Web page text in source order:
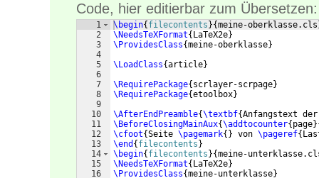
Code, hier editierbar zum Übersetzen:
1
2
3
4
5
6
7
8
9
10
11
12
13
14
15
16
\begin{ filecontents }{meine-oberklasse.cls
\NeedsTeXFormat{ LaTeX2e}
\ProvidesClass{meine-oberklasse}
\LoadClass{article}
\RequirePackage{ scrlayer-scrpage}
\RequirePackage{etoolbox}
\AfterEndPreamble{\textbf{Anfangstext
\BeforeClosingMainAux{\addtocounter{ page}
\cfoot{Seite \pagemark{ } von \pageref{
\end { filecontents }
\begin{ filecontents }{meine-
\NeedsTeXFormat{ LaTeX2e}
\ProvidesClass{meine-unterklasse}